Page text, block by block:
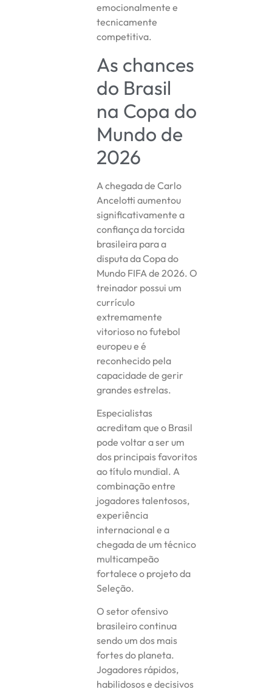
emocionalmente e
tecnicamente
competitiva.
As chances
do Brasil
na Copa do
Mundo de
2026
A chegada de Carlo
Ancelotti aumentou
significativamente a
confiança da torcida
brasileira para a
disputa da Copa do
Mundo FIFA de 2026. O
treinador possui um
currículo
extremamente
vitorioso no futebol
europeu e é
reconhecido pela
capacidade de gerir
grandes estrelas.
Especialistas
acreditam que o Brasil
pode voltar a ser um
dos principais favoritos
ao título mundial. A
combinação entre
jogadores talentosos,
experiência
internacional e a
chegada de um técnico
multicampeão
fortalece o projeto da
Seleção.
O setor ofensivo
brasileiro continua
sendo um dos mais
fortes do planeta.
Jogadores rápidos,
habilidosos e decisivos